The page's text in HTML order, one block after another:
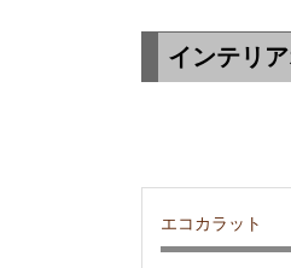
インテリ
エコカラット